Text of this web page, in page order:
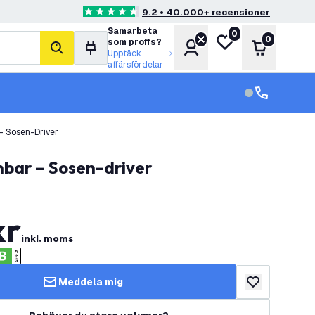
4.6 stjärnbetyg9.2 • 40.000+ recensioner
sök
Samarbeta
som proffs?
Upptäck
affärsfördelar
KontoMin önskelista
0
Varukorg
0
kundservice
kundservice
Sosen-Driver
– Sosen-driver
inkl. moms
Meddela mig lägg till i